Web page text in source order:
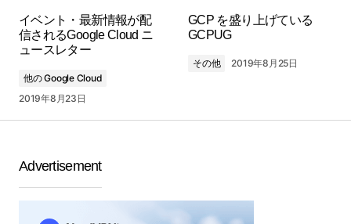
イベント・最新情報が配
信されるGoogle Cloud ニ
ュースレター
他の Google Cloud
2019年8月23日
GCP を盛り上げている
GCPUG
その他 2019年8月25日
Advertisement